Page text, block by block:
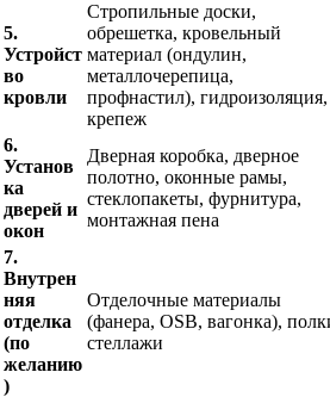
5.
Устройст
во
кровли
Стропильные доски,
обрешетка, кровельный
материал (ондулин,
металлочерепица,
профнастил), гидроизоляция,
крепеж
6.
Установ
ка
дверей и
окон
Дверная коробка, дверное
полотно, оконные рамы,
стеклопакеты, фурнитура,
монтажная пена
7.
Внутрен
няя
отделка
(по
желанию
)
Отделочные материалы
(фанера, OSB, вагонка),
стеллажи